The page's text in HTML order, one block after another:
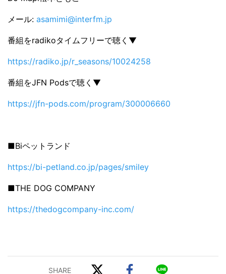
メール: asamimi@interfm.jp
番組をradikoタイムフリーで聴く▼
https://radiko.jp/r_seasons/10024258
番組をJFN Podsで聴く▼
https://jfn-pods.com/program/300006660
■Biペットランド
https://bi-petland.co.jp/pages/smiley
■THE DOG COMPANY
https://thedogcompany-inc.com/